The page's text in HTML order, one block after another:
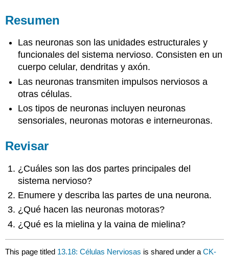
Resumen
Las neuronas son las unidades estructurales y
funcionales del sistema nervioso. Consisten en un
cuerpo celular, dendritas y axón.
Las neuronas transmiten impulsos nerviosos a
otras células.
Los tipos de neuronas incluyen neuronas
sensoriales, neuronas motoras e interneuronas.
Revisar
¿Cuáles son las dos partes principales del
sistema nervioso?
Enumere y describa las partes de una neurona.
¿Qué hacen las neuronas motoras?
¿Qué es la mielina y la vaina de mielina?
This page titled 13.18: Células Nerviosas is shared under aCK-